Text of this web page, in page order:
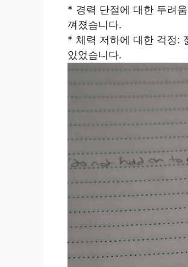
* 경력 단절에 대한 두려
껴졌습니다.
* 체력 저하에 대한 걱정:
있었습니다.